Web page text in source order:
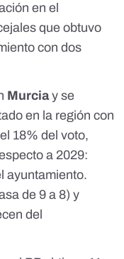
en el
que obtuvo
con dos
Murciay se
en la región con
18% del voto,
a 2029:
ayuntamiento.
de 9 a 8) y
del